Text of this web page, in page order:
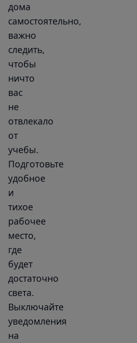
дома
самостоятельно,
важно
следить,
чтобы
ничто
вас
не
отвлекало
от
учебы.
Подготовьте
удобное
и
тихое
рабочее
место,
где
будет
достаточно
света.
Выключайте
уведомления
на